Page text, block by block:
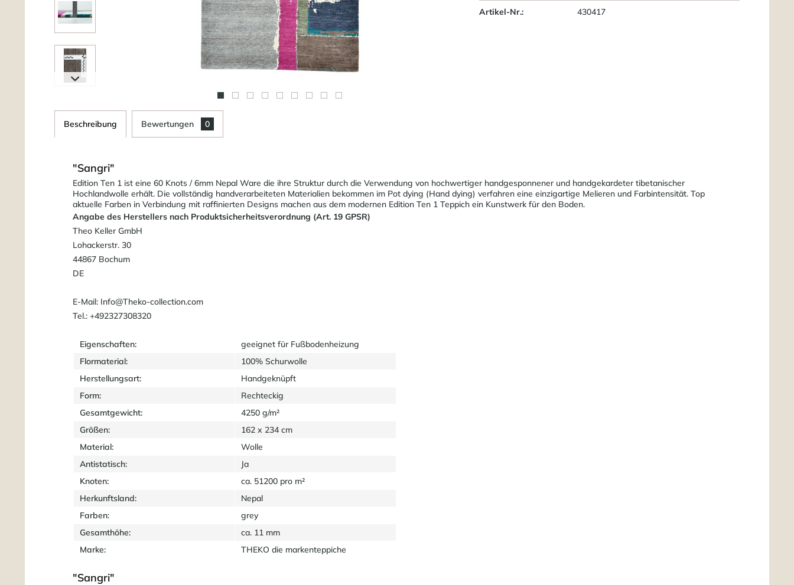
Artikel-Nr.: 430417
Beschreibung Bewertungen 0
"Sangri"
Edition Ten 1 ist eine 60 Knots / 6mm Nepal Ware die ihre Struktur durch die Verwendung von hochwertiger handgesponnener und handgekardeter tibetanischer
Hochlandwolle erhält. Die vollständig handverarbeiteten Materialien bekommen im Pot dying (Hand dying) verfahren eine einzigartige Melieren und Farbintensität. Top
aktuelle Farben in Verbindung mit raffinierten Designs machen aus dem modernen Edition Ten 1 Teppich ein Kunstwerk für den Boden.
Angabe des Herstellers nach Produktsicherheitsverordnung (Art. 19 GPSR)
Theo Keller GmbH
Lohackerstr. 30
44867 Bochum
DE
E-Mail: Info@Theko-collection.com
Tel.: +492327308320
Eigenschaften:
geeignet für Fußbodenheizung
Flormaterial:
100% Schurwolle
Herstellungsart:
Handgeknüpft
Form:
Rechteckig
Gesamtgewicht:
4250 g/m²
Größen:
162 x 234 cm
Material:
Wolle
Antistatisch:
Ja
Knoten:
ca. 51200 pro m²
Herkunftsland:
Nepal
Farben:
grey
Gesamthöhe:
ca. 11 mm
Marke:
THEKO die markenteppiche
"Sangri"